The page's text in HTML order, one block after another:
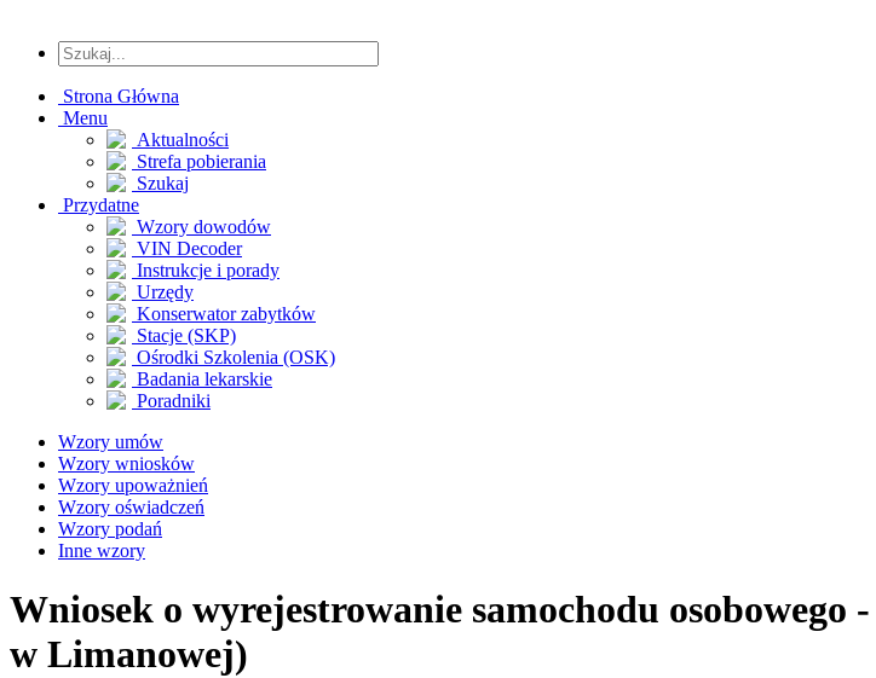
Strona Główna
Menu
Aktualności
Strefa pobierania
Szukaj
Przydatne
Wzory dowodów
VIN Decoder
Instrukcje i porady
Urzędy
Konserwator zabytków
Stacje (SKP)
Ośrodki Szkolenia (OSK)
Badania lekarskie
Poradniki
Wzory umów
Wzory wniosków
Wzory upoważnień
Wzory oświadczeń
Wzory podań
Inne wzory
Wniosek o wyrejestrowanie samochodu
w Limanowej)